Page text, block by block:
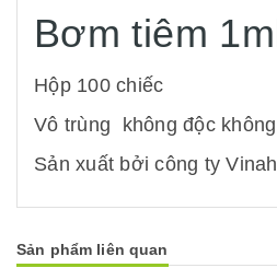
Bơm tiêm
Hộp 100 chiếc
Vô trùng không độc
Sản xuất bởi công ty
Sản phẩm liên quan